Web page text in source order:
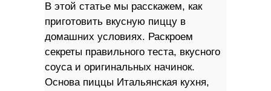
В этой статье мы расскажем, как
приготовить вкусную пиццу в
домашних условиях. Раскроем
секреты правильного теста, вкусного
соуса и оригинальных начинок.
Основа пиццы Итальянская кухня,